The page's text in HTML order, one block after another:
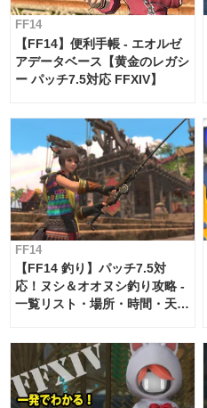
FF14
【FF14】便利手帳 - エオルゼ
アデータベース【黄金のレガシ
ー パッチ7.5対応 FFXIV】
FF14
【FF14 釣り】パッチ7.5対
応！ヌシ＆オオヌシ釣り攻略 -
一覧リスト・場所・時間・天